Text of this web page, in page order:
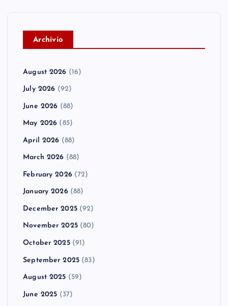
Archivio
August 2026 (16)
July 2026 (92)
June 2026 (88)
May 2026 (85)
April 2026 (88)
March 2026 (88)
February 2026(72)
January 2026(88)
December 2025(92)
November 2025(80)
October 2025(91)
September 2025 (83)
August 2025 (59)
June 2025 (37)